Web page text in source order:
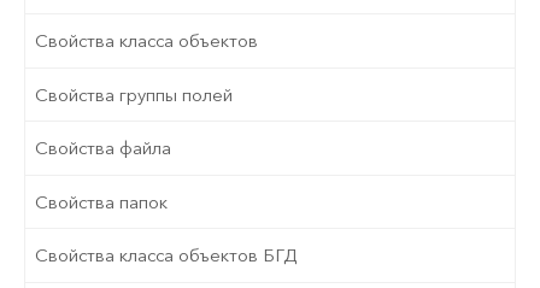
Свойства класса объектов
Свойства группы полей
Свойства файла
Свойства папок
Свойства класса объектов БГД